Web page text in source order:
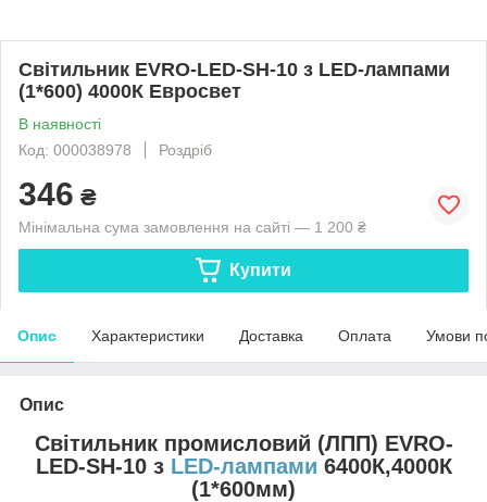
Світильник EVRO-LED-SH-10 з LED-лампами
(1*600) 4000К Евросвет
В наявності
Код: 000038978
Роздріб
346 ₴
Мінімальна сума замовлення на сайті — 1 200 ₴
Купити
Опис Характеристики Доставка Оплата Умови
Опис
Світильник промисловий (ЛПП) EVRO-
LED-SH-10 з LED-лампами 6400К,4000К
(1*600мм)